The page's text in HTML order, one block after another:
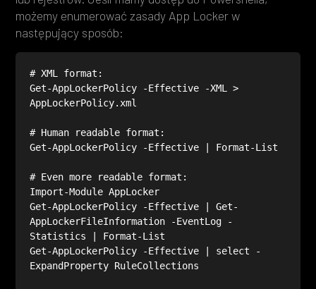
możemy enumerować zasady App Locker w
następujący sposób:
Get-AppLockerPolicy -Effective -XML >
Import-Module AppLocker
Get-AppLockerPolicy -Effective | Get-
AppLockerFileInformation -EventLog -
Get-AppLockerPolicy -Effective | select -